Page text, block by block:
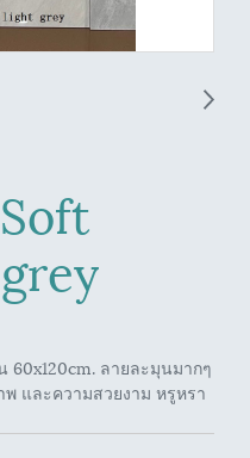
60x120cm. ลายละมุนมากๆ
และความสวยงาม หรูหรา